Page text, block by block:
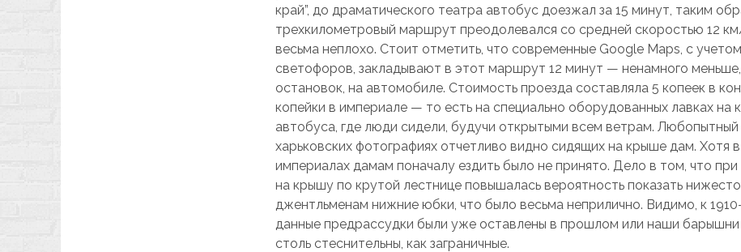
край”, до драматического театра автобус доезжал за 15 минут, таким
трехкилометровый маршрут преодолевался со средней скоростью 12
весьма неплохо. Стоит отметить, что современные Google Maps, с
светофоров, закладывают в этот маршрут 12 минут — ненамного
остановок, на автомобиле. Стоимость проезда составляла 5 копеек в
копейки в империале — то есть на специально оборудованных лавках на
автобуса, где люди сидели, будучи открытыми всем ветрам.
харьковских фотографиях отчетливо видно сидящих на крыше дам. Хотя
империалах дамам поначалу ездить было не принято. Дело в том, что
на крышу по крутой лестнице повышалась вероятность показать
джентльменам нижние юбки, что было весьма неприлично. Видимо, к
данные предрассудки были уже оставлены в прошлом или наши барышни
столь стеснительны, как заграничные.